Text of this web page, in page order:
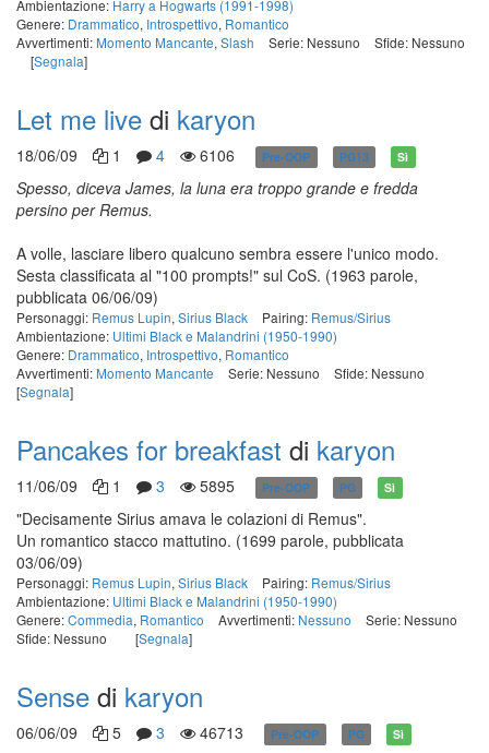
Ambientazione: Harry a Hogwarts (1991-1998)
Genere: Drammatico, Introspettivo, Romantico
Avvertimenti: Momento Mancante, Slash Serie: Nessuno
Sfide: Nessuno
[Segnala]
Let me live di karyon
18/06/09 1 4 6106 Pre-OOP PG13 Sì
Spesso, diceva James, la luna era troppo grande e fredda
persino per Remus.
A volle, lasciare libero qualcuno sembra essere l'unico modo.
Sesta classificata al "100 prompts!" sul CoS. (1963 parole,
pubblicata 06/06/09)
Personaggi: Remus Lupin, Sirius Black Pairing: Remus/Sirius
Ambientazione: Ultimi Black e Malandrini (1950-1990)
Genere: Drammatico, Introspettivo, Romantico
Avvertimenti: Momento Mancante Serie: Nessuno
Sfide: Nessuno
[Segnala]
Pancakes for breakfast di karyon
11/06/09 1 3 5895 Pre-OOP PG Sì
"Decisamente Sirius amava le colazioni di Remus".
Un romantico stacco mattutino. (1699 parole, pubblicata
03/06/09)
Personaggi: Remus Lupin, Sirius Black Pairing: Remus/Sirius
Ambientazione: Ultimi Black e Malandrini (1950-1990)
Genere:Commedia, Romantico Avvertimenti: Nessuno
Serie: Nessuno
Sfide: Nessuno
[Segnala]
Sense di karyon
06/06/09 5 3 46713 Pre-OOP PG Sì